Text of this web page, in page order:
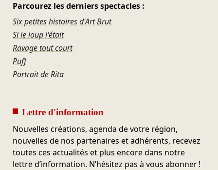
Parcourez les derniers spectacles :
Six petites histoires d'Art Brut
Si le loup l'était
Ravage tout court
Puff
Portrait de Rita
Lettre d'information
Nouvelles créations, agenda de votre région,
nouvelles de nos partenaires et adhérents, recevez
toutes ces actualités et plus encore dans notre
lettre d’information. N’hésitez pas à vous abonner !